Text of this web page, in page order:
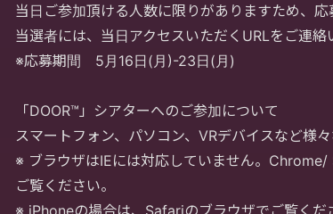
当日ご参加頂ける人数に限りがありますため、応
当選者には、当日アクセスいただくURLをご連絡
※応募期間 5月16日(月)-23日(月)
「DOOR™」シアターへのご参加について
スマートフォン、パソコン、VRデバイスなど様々
※ ブラウザはIEには対応していません。
ご覧ください。
※ iPhoneの場合は、Safariのブラウザでご覧くだ